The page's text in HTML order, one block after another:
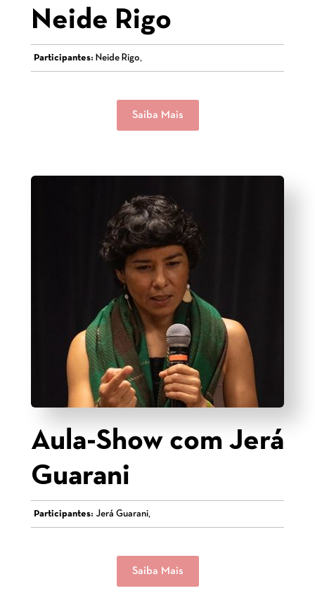
Neide Rigo
Participantes: Neide Rigo,
Saiba Mais
Aula-Show com Jerá
Guarani
Participantes: Jerá Guarani,
Saiba Mais